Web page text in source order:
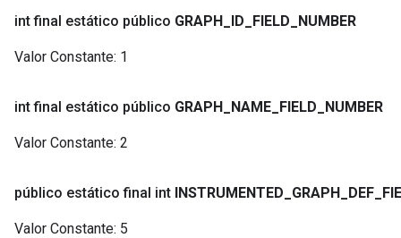
int final estático público GRAPH ID FIELD NUMBER
Valor Constante: 1
int final estático público GRAPH NAME FIELD NUMBER
Valor Constante: 2
público estático final int INSTRUMENTED GRAPH DEF
Valor Constante: 5